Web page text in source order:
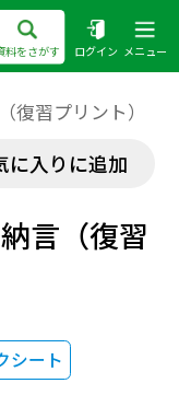
料をさがす ログイン メニュー
復習プリント）
に入りに追加
言（復習
シート